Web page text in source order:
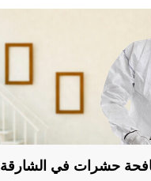
حشرات في الشارقة